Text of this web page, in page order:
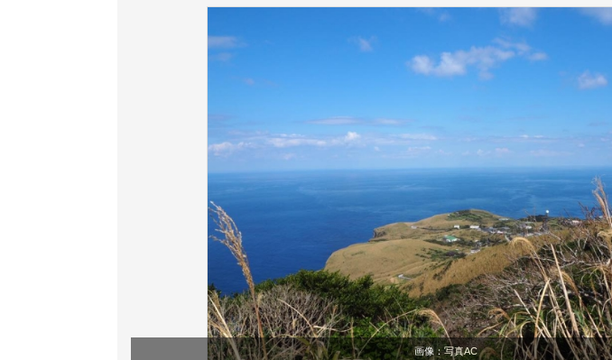
画像：写真AC